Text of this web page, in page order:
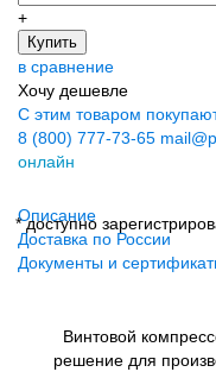
+
Купить
в сравнение
Хочу дешевле
С этим товаром
8 (800) 777-73-65
онлайн
* доступно
Описание
Доставка по России
Документы и
Винтовой
решение для